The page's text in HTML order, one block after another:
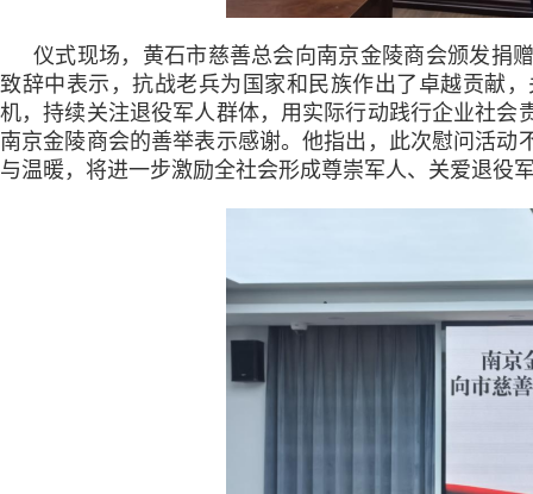
仪式现场，黄石市慈善总会向南京金陵商会颁发捐
致辞中表示，抗战老兵为国家和民族作出了卓越贡献
机，持续关注退役军人群体，用实际行动践行企业社
南京金陵商会的善举表示感谢。他指出，此次慰问活
与温暖，将进一步激励全社会形成尊崇军人、关爱退役